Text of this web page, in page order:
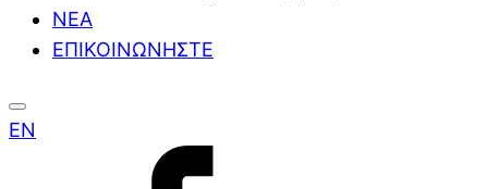
ΝΕΑ
ΕΠΙΚΟΙΝΩΝΗΣΤΕ
EN